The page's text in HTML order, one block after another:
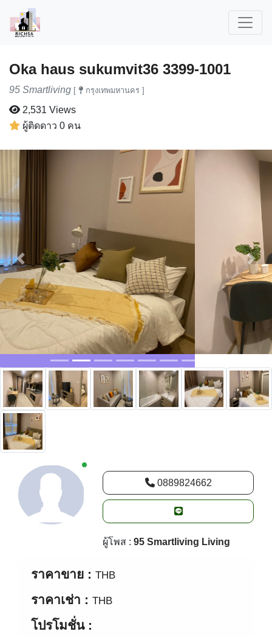
Oka haus sukumvit36 3399-1001
95 Smartliving [ กรุงเทพมหานคร ]
2,531 Views
ผู้ติดดาว 0 คน
Previous Next
New alerts
0889824662
ผู้โพส :95 Smartliving Living
ราคาขาย : THB
ราคาเช่า : THB
โปรโมชั่น :